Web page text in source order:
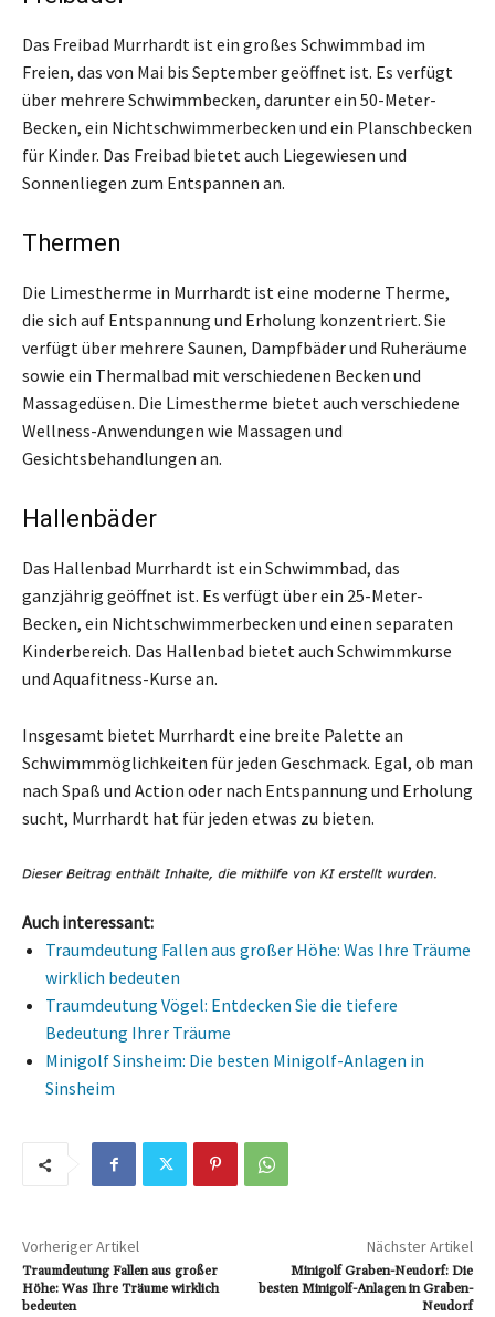
Das Freibad Murrhardt ist ein großes Schwimmbad im
Freien, das von Mai bis September geöffnet ist. Es verfügt
über mehrere Schwimmbecken, darunter ein 50-Meter-
Becken, ein Nichtschwimmerbecken und ein Planschbecken
für Kinder. Das Freibad bietet auch Liegewiesen und
Sonnenliegen zum Entspannen an.
Thermen
Die Limestherme in Murrhardt ist eine moderne Therme,
die sich auf Entspannung und Erholung konzentriert. Sie
verfügt über mehrere Saunen, Dampfbäder und Ruheräume
sowie ein Thermalbad mit verschiedenen Becken und
Massagedüsen. Die Limestherme bietet auch verschiedene
Wellness-Anwendungen wie Massagen und
Gesichtsbehandlungen an.
Hallenbäder
Das Hallenbad Murrhardt ist ein Schwimmbad, das
ganzjährig geöffnet ist. Es verfügt über ein 25-Meter-
Becken, ein Nichtschwimmerbecken und einen separaten
Kinderbereich. Das Hallenbad bietet auch Schwimmkurse
und Aquafitness-Kurse an.
Insgesamt bietet Murrhardt eine breite Palette an
Schwimmmöglichkeiten für jeden Geschmack. Egal, ob man
nach Spaß und Action oder nach Entspannung und Erholung
sucht, Murrhardt hat für jeden etwas zu bieten.
Auch interessant:
Traumdeutung Fallen aus großer Höhe: Was Ihre Träume
wirklich bedeuten
Traumdeutung Vögel: Entdecken Sie die tiefere
Bedeutung Ihrer Träume
Minigolf Sinsheim: Die besten Minigolf-Anlagen in
Sinsheim
Vorheriger Artikel
Traumdeutung Fallen aus großer
Höhe: Was Ihre Träume wirklich
bedeuten
Nächster Artikel
Minigolf Graben-Neudorf: Die
besten Minigolf-Anlagen in Graben-
Neudorf